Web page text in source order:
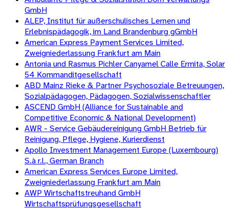
GmbH
ALEP, Institut für außerschulisches Lernen und
Erlebnispädagogik, im Land Brandenburg gGmbH
American Express Payment Services Limited,
Zweigniederlassung Frankfurt am Main
Antonia und Rasmus Pichler Canyamel Calle Ermita, Solar
54 Kommanditgesellschaft
ABD Mainz Rieke & Partner Psychosoziale Betreuungen,
Sozialpädagogen, Pädagogen, Sozialwissenschaftler
ASCEND GmbH (Alliance for Sustainable and
Competitive Economic & National Development)
AWR - Service Gebäudereinigung GmbH Betrieb für
Reinigung, Pflege, Hygiene, Kurierdienst
Apollo Investment Management Europe (Luxembourg)
S.à r.l., German Branch
American Express Services Europe Limited,
Zweigniederlassung Frankfurt am Main
AWP Wirtschaftstreuhand GmbH
Wirtschaftsprüfungsgesellschaft